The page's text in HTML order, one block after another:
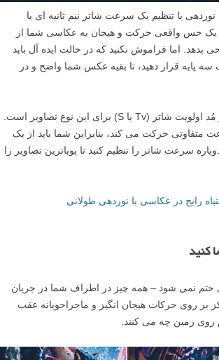
با تنظیم یک سرعت شاتر نیم ثانیه ای یا
حس واقعی حرکت و هیجان به عکاسی شما از
بدهد. اما فراموش نکنید که در حالت ایده آل باید
سه پایه قرار دهید، تا بقیه عکس شما واضح و در
ترجیح من، استفاده از مُد اولویت شاتر (Tv یا S) برای این نوع تصاویر است.
متفاوتی حرکت می کند، بنابراین شما باید از یک
سرعت شاتر را تنظیم کنید تا پویاترین تصاویر را
کنید
ختم نمی شود – همه چیز در اطراف شما در جریان
بر روی حرکات هیجان انگیز و ماجراجویانه عقب
روی زمین چه می کنند.